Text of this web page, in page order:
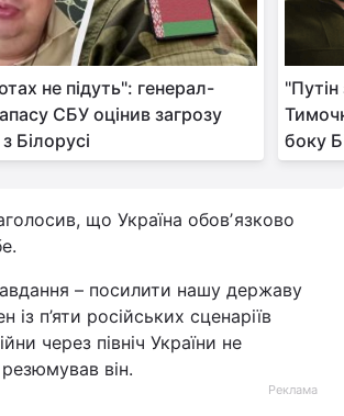
не підуть": генерал-
СБУ оцінив загрозу
Білорусі
боку
що Україна обовʼязково
– посилити нашу державу
п’яти російських сценаріїв
через північ України не
він.
Реклама